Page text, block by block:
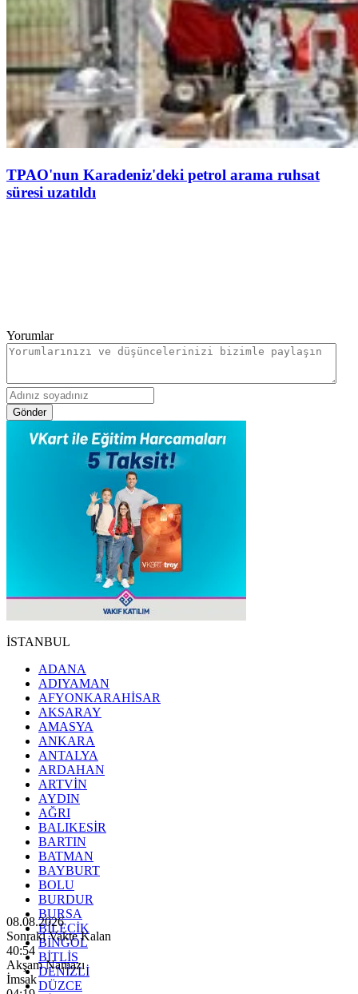
TPAO'nun Karadeniz'deki petrol arama ruhsat
süresi uzatıldı
Yorumlar
Gönder
İSTANBUL
ADANA
ADIYAMAN
AFYONKARAHİSAR
AKSARAY
AMASYA
ANKARA
ANTALYA
ARDAHAN
ARTVİN
AYDIN
AĞRI
BALIKESİR
BARTIN
BATMAN
BAYBURT
BOLU
BURDUR
BURSA
BİLECİK
BİNGÖL
BİTLİS
DENİZLİ
DÜZCE
08.08.2026
Sonraki Vakte Kalan
40:52
Akşam Namazı
İmsak